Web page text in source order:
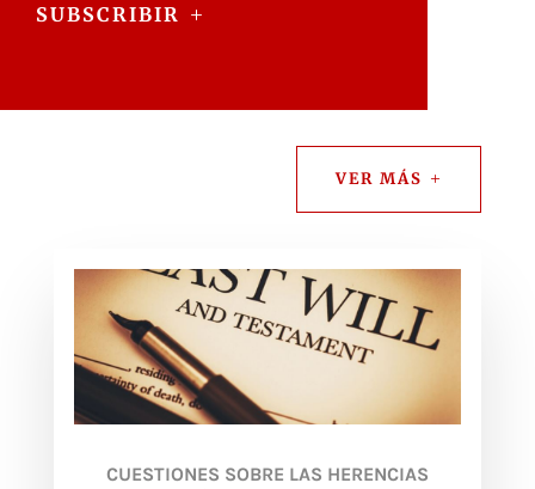
SUBSCRIBIR
VER MÁS
CUESTIONES SOBRE LAS HERENCIAS